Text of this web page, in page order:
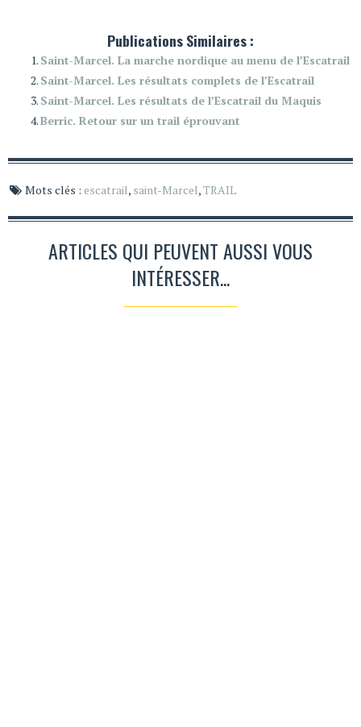
Publications Similaires :
Saint-Marcel. La marche nordique au menu de l’Escatrail
Saint-Marcel. Les résultats complets de l’Escatrail
Saint-Marcel. Les résultats de l’Escatrail du Maquis
Berric. Retour sur un trail éprouvant
Mots clés : escatrail, saint-Marcel,TRAIL
ARTICLES QUI PEUVENT AUSSI VOUS
INTÉRESSER...